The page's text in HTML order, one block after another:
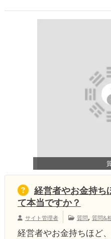
経営者やお金持ち
て本当ですか？
サイト管理者 質問, 質問&
経営者やお金持ちほど